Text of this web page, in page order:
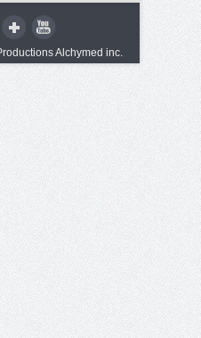
Alchymed inc.